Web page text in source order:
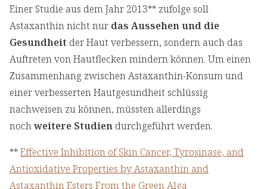
Einer Studie aus dem Jahr 2013** zufolge soll
Astaxanthin nicht nur das Aussehen und die
Gesundheit der Haut verbessern, sondern auch das
Auftreten von Hautflecken mindern können. Um einen
Zusammenhang zwischen Astaxanthin-Konsum und
einer verbesserten Hautgesundheit schlüssig
nachweisen zu können, müssten allerdings
nochweitere Studien durchgeführt werden.
**Effective Inhibition of Skin Cancer, Tyrosinase, and
Antioxidative Properties by Astaxanthin and
Astaxanthin Esters From the Green Alga